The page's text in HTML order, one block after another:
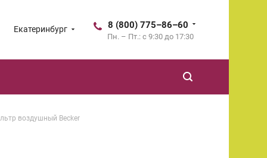
Екатеринбург 8 (800) 775–86–60
Пн. – Пт.: с 9:30 до 17:30
воздушный Becker